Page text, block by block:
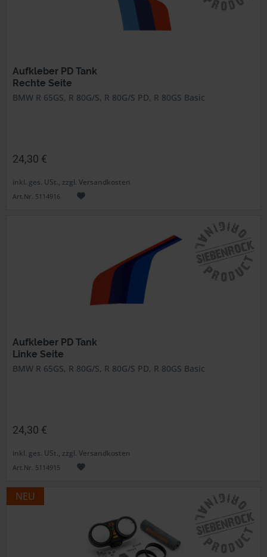
Aufkleber PD Tank
Rechte Seite
BMW R 65GS, R 80G/S, R 80G/S PD, R 80GS Basic
24,30 €
inkl. ges. USt., zzgl. Versandkosten
Art.Nr. 5114916
Aufkleber PD Tank
Linke Seite
BMW R 65GS, R 80G/S, R 80G/S PD, R 80GS Basic
24,30 €
inkl. ges. USt., zzgl. Versandkosten
Art.Nr. 5114915
NEU